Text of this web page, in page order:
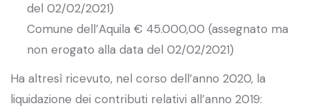
del 02/02/2021)
Comune dell’Aquila € 45.000,00 (assegnato ma
non erogato alla data del 02/02/2021)
Ha altresì ricevuto, nel corso dell’anno 2020, la
liquidazione dei contributi relativi all’anno 2019: